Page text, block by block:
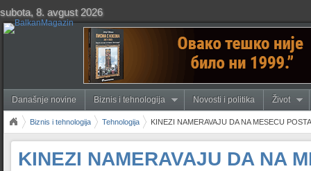
subota, 8. avgust 2026
Današnje novine Biznis i tehnologija Novosti i politika Život
Biznis i tehnologija Tehnologija KINEZI NAMERAVAJU DA NA MESECU
KINEZI NAMERAVAJU DA NA